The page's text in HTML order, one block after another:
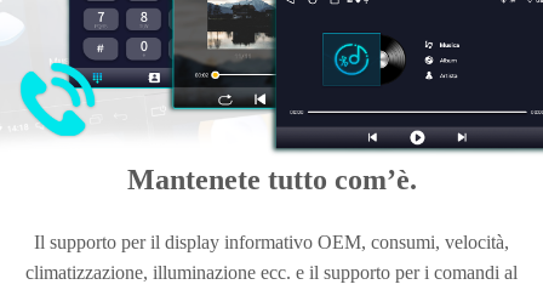
Mantenete tutto com’è.
Il supporto per il display informativo OEM, consumi, velocità,
climatizzazione, illuminazione ecc. e il supporto per i comandi al